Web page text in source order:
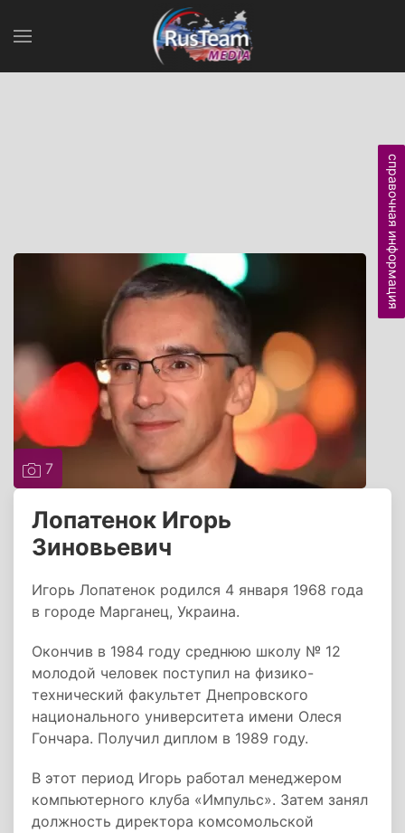
7
Лопатенок Игорь
Зиновьевич
Игорь Лопатенок родился 4 января 1968 года
в городе Марганец, Украина.
Окончив в 1984 году среднюю школу № 12
молодой человек поступил на физико-
технический факультет Днепровского
национального университета имени Олеся
Гончара. Получил диплом в 1989 году.
В этот период Игорь работал менеджером
компьютерного клуба «Импульс». Затем занял
должность директора комсомольской
справочная информация